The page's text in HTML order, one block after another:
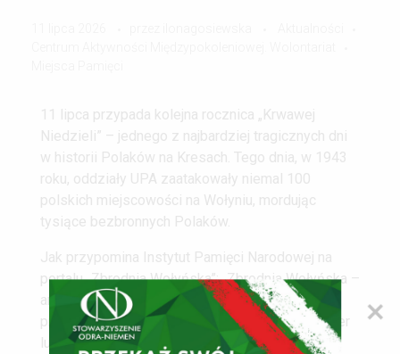
11 lipca przypada kolejna rocznica „Krwawej
Niedzieli” – jednego z najbardziej tragicznych dni
w historii Polaków na Kresach. Tego dnia, w 1943
roku, oddziały UPA zaatakowały niemal 100
polskich miejscowości na Wołyniu, mordując
tysiące bezbronnych Polaków.
Jak przypomina Instytut Pamięci Narodowej na
portalu „Zbrodnia Wołyńska”: „Zbrodnia Wołyńska –
antypolska czystka etniczna przeprowadzona
przez nacjonalistów ukraińskich, mająca charakter
ludobójstwa. Objęła nie tylko Wołyń, ale również